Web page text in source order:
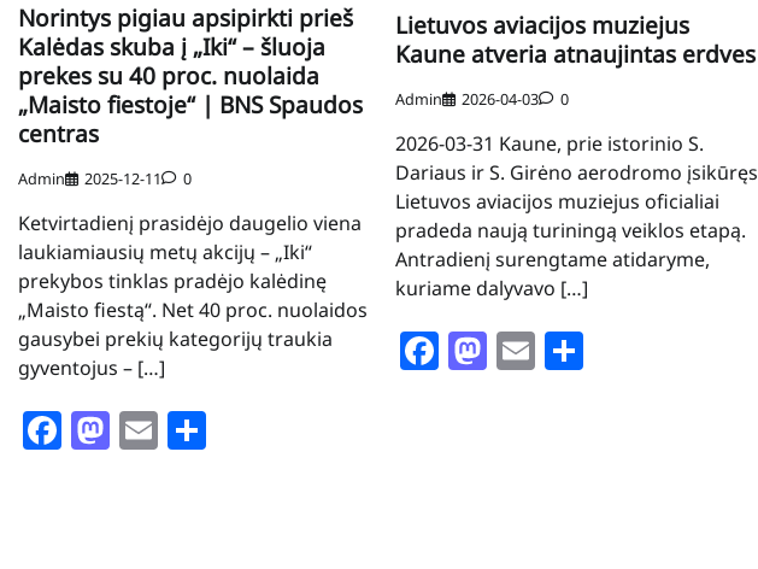
Norintys pigiau apsipirkti prieš
Kalėdas skuba į „Iki“ – šluoja
prekes su 40 proc. nuolaida
„Maisto fiestoje“ | BNS Spaudos
centras
Admin 2025-12-11 0
Ketvirtadienį prasidėjo daugelio viena
laukiamiausių metų akcijų – „Iki“
prekybos tinklas pradėjo kalėdinę
„Maisto fiestą“. Net 40 proc. nuolaidos
gausybei prekių kategorijų traukia
gyventojus – […]
Facebook
Mastodon
Email
Lietuvos aviacijos muziejus
Kaune atveria atnaujintas erdves
Admin 2026-04-03 0
2026-03-31 Kaune, prie istorinio S.
Dariaus ir S. Girėno aerodromo įsikūręs
Lietuvos aviacijos muziejus oficialiai
pradeda naują turiningą veiklos etapą.
Antradienį surengtame atidaryme,
kuriame dalyvavo […]
Facebook
Mastodon
Email